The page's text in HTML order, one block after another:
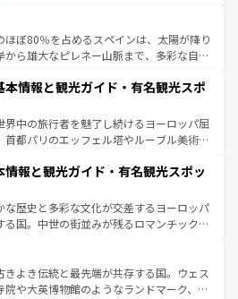
ナの美しい田園風景やアマルフィ海岸の絶
観も見逃せない。観光の合間には、本場の
ど、絶品のイタリア料理を堪能することも
タリアで、忘れられない旅をしてみよう！
リア情報は
ほぼ80％を占めるスペインは、太陽が降り
から雄大なピレネー山脈まで、多彩な自然
の国では、情熱的なフラメンコ、熱気あふ
て美味しいタパスが生活の一部となってい
ードの洗練された雰囲気や、バルセロナの
街角から、地方では古代ローマ遺跡や中世
って風土や気候が異なるスペインはその個
参照してほしい。
本情報と観光ガイド・有名観光スポ
界中の旅行者を魅了し続けるヨーロッパ屈
首都パリのエッフェル塔やルーブル美術館
が詰まっている。華麗な宮殿、歴史的な大
ーチ、そして豊かな自然が、訪れる者を心
また、フランスは美食の国としても知ら
理はユネスコ無形文化遺産にも登録されて
ー畑など、多彩な楽しみ方が可能だ。さ
の地域にも魅力が溢れており、どの街角に
文化が息づいている。パリ以外の個性あふ
情報と観光ガイド・有名観光スポッ
な歴史と多彩な文化が交差するヨーロッパ
る国。中世の街並みが残るロマンチック街
は、どこを歩いても飽きることがない。ベ
活気、バイエルン州のアルプスの絶景、そ
いのワイン畑といった風景は必見。ビール
きよき伝統と最先端が共存する国。ウェス
院や大英博物館のようなランドマーク、歴